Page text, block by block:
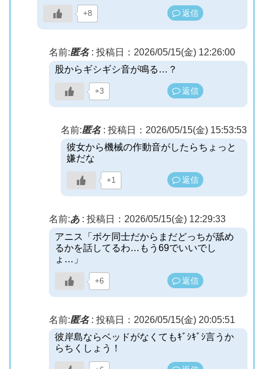
+8 返信
名前:匿名: 投稿日：2026/05/15(金) 12:26:00
股からギシギシ音が鳴る…？
+3 返信
名前:匿名: 投稿日：2026/05/15(金) 15:53:53
彼女から機械の作動音がしたらちょっと
嫌だな
+1 返信
名前:あ : 投稿日：2026/05/15(金) 12:29:33
アニス「ボケ同士だからまだどっちが舐め
るかを話してるわ…もう69でいいでし
ょ…」
+6 返信
名前:匿名: 投稿日：2026/05/15(金) 20:05:51
彼岸島ならベッドがなくてもｷﾞｼｷﾞｼ言うか
らちくしょう！